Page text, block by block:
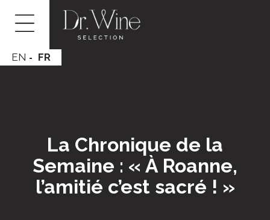
EN FR
La Chronique de la
Semaine : « À Roanne,
l’amitié c’est sacré ! »